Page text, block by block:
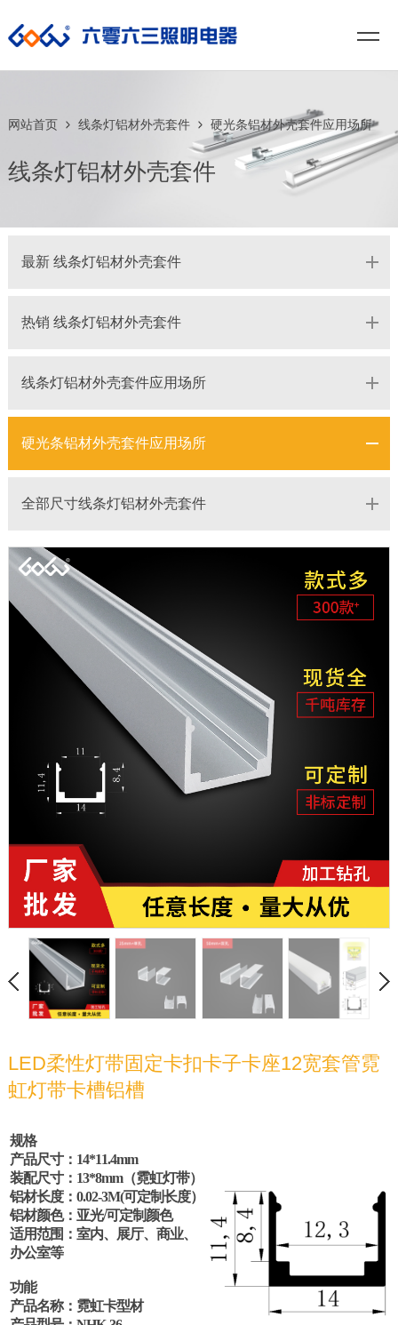
网站首页 线条灯铝材外壳套件 硬光条铝材外壳套件应用场所
线条灯铝材外壳套件
最新 线条灯铝材外壳套件
热销 线条灯铝材外壳套件
线条灯铝材外壳套件应用场所
硬光条铝材外壳套件应用场所
全部尺寸线条灯铝材外壳套件
LED柔性灯带固定卡扣卡子卡座12宽套管霓
虹灯带卡槽铝槽
规格
产品尺寸： 14*11.4mm
装配尺寸： 13*8mm（霓虹灯带）
铝材长度： 0.02-3M(可定制长度）
铝材颜色：亚光/可定制颜色
适用范围：室内、展厅、商业、
办公室等
功能
产品名称：霓虹卡型材